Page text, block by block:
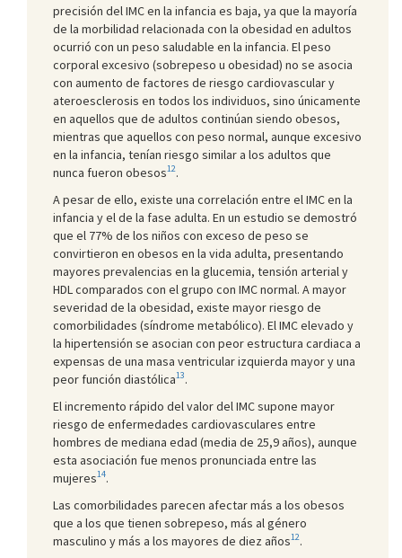
precisión del IMC en la infancia es baja, ya que la mayoría
de la morbilidad relacionada con la obesidad en adultos
ocurrió con un peso saludable en la infancia. El peso
corporal excesivo (sobrepeso u obesidad) no se asocia
con aumento de factores de riesgo cardiovascular y
ateroesclerosis en todos los individuos, sino únicamente
en aquellos que de adultos continúan siendo obesos,
mientras que aquellos con peso normal, aunque excesivo
en la infancia, tenían riesgo similar a los adultos que
nunca fueron obesos12.
A pesar de ello, existe una correlación entre el IMC en la
infancia y el de la fase adulta. En un estudio se demostró
que el 77% de los niños con exceso de peso se
convirtieron en obesos en la vida adulta, presentando
mayores prevalencias en la glucemia, tensión arterial y
HDL comparados con el grupo con IMC normal. A mayor
severidad de la obesidad, existe mayor riesgo de
comorbilidades (síndrome metabólico). El IMC elevado y
la hipertensión se asocian con peor estructura cardiaca a
expensas de una masa ventricular izquierda mayor y una
peor función diastólica13.
El incremento rápido del valor del IMC supone mayor
riesgo de enfermedades cardiovasculares entre
hombres de mediana edad (media de 25,9 años), aunque
esta asociación fue menos pronunciada entre las
mujeres14.
Las comorbilidades parecen afectar más a los obesos
que a los que tienen sobrepeso, más al género
masculino y más a los mayores de diez años12.